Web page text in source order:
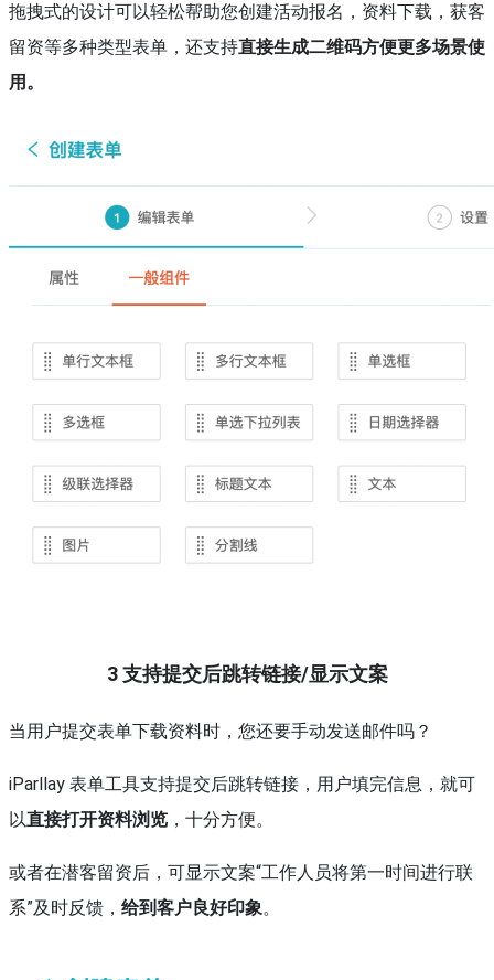
拖拽式的设计可以轻松帮助您创建活动报名，资料下载，获客
留资等多种类型表单，还支持直接生成二维码方便更多场景使
用。
3支持提交后跳转链接/显示文案
当用户提交表单下载资料时，您还要手动发送邮件吗？
iParllay 表单工具支持提交后跳转链接，用户填完信息，就可
以直接打开资料浏览 ，十分方便。
或者在潜客留资后，可显示文案“工作人员将第一时间进行联
系”及时反馈， 给到客户良好印象。